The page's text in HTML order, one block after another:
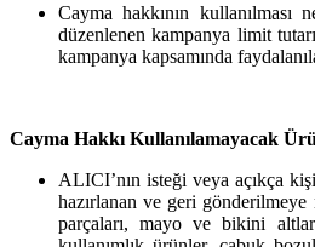
Cayma hakkının kullanılması
düzenlenen kampanya limit
kampanya kapsamında
Cayma Hakkı Kullanılamayacak
ALICI’nın isteği veya açıkça
hazırlanan ve geri
parçaları, mayo ve bikini